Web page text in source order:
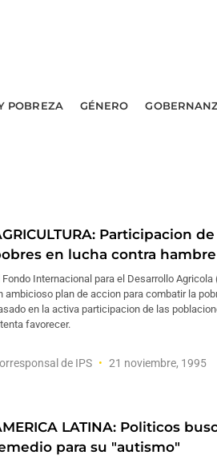
POBREZA GÉNERO
Participacion
en lucha contra hambre
Fondo Internacional para el Desarrollo Agricola
ambicioso plan de accion para combatir la
en la activa participacion de las
favorecer.
de IPS 21 noviembre, 1995
LATINA: Politicos
para su "autismo"